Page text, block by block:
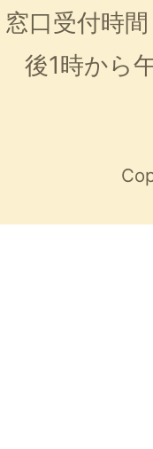
窓口受付時間
後1時から